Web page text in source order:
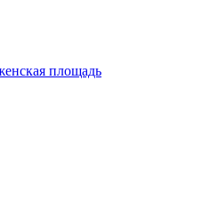
площадь